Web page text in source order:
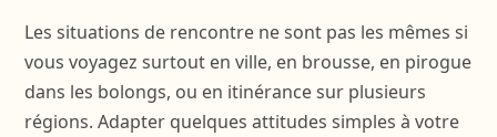
Les situations de rencontre ne sont pas les mêmes si
vous voyagez surtout en ville, en brousse, en pirogue
dans les bolongs, ou en itinérance sur plusieurs
régions. Adapter quelques attitudes simples à votre